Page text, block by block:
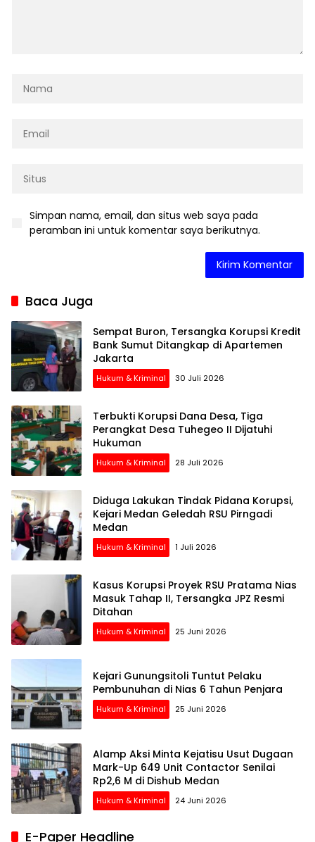
Simpan nama, email, dan situs web saya pada
peramban ini untuk komentar saya berikutnya.
Baca Juga
Sempat Buron, Tersangka Korupsi Kredit
Bank Sumut Ditangkap di Apartemen
Jakarta
Hukum & Kriminal 30 Juli 2026
Terbukti Korupsi Dana Desa, Tiga
Perangkat Desa Tuhegeo II Dijatuhi
Hukuman
Hukum & Kriminal 28 Juli 2026
Diduga Lakukan Tindak Pidana Korupsi,
Kejari Medan Geledah RSU Pirngadi
Medan
Hukum & Kriminal 1 Juli 2026
Kasus Korupsi Proyek RSU Pratama Nias
Masuk Tahap II, Tersangka JPZ Resmi
Ditahan
Hukum & Kriminal 25 Juni 2026
Kejari Gunungsitoli Tuntut Pelaku
Pembunuhan di Nias 6 Tahun Penjara
Hukum & Kriminal 25 Juni 2026
Alamp Aksi Minta Kejatisu Usut Dugaan
Mark-Up 649 Unit Contactor Senilai
Rp2,6 M di Dishub Medan
Hukum & Kriminal 24 Juni 2026
E-Paper Headline